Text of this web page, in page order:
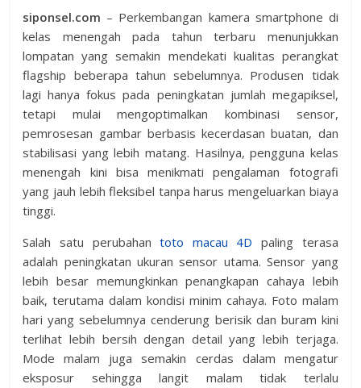
siponsel.com – Perkembangan kamera smartphone di
kelas menengah pada tahun terbaru menunjukkan
lompatan yang semakin mendekati kualitas perangkat
flagship beberapa tahun sebelumnya. Produsen tidak
lagi hanya fokus pada peningkatan jumlah megapiksel,
tetapi mulai mengoptimalkan kombinasi sensor,
pemrosesan gambar berbasis kecerdasan buatan, dan
stabilisasi yang lebih matang. Hasilnya, pengguna kelas
menengah kini bisa menikmati pengalaman fotografi
yang jauh lebih fleksibel tanpa harus mengeluarkan biaya
tinggi.
Salah satu perubahantoto macau 4D paling terasa
adalah peningkatan ukuran sensor utama. Sensor yang
lebih besar memungkinkan penangkapan cahaya lebih
baik, terutama dalam kondisi minim cahaya. Foto malam
hari yang sebelumnya cenderung berisik dan buram kini
terlihat lebih bersih dengan detail yang lebih terjaga.
Mode malam juga semakin cerdas dalam mengatur
eksposur sehingga langit malam tidak terlalu